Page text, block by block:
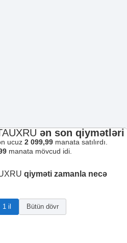
ən son qiymətləri
ucuz 2 099,99 manata satılırdı.
manata mövcud idi.
qiyməti zamanla necə
1 il Bütün dövr